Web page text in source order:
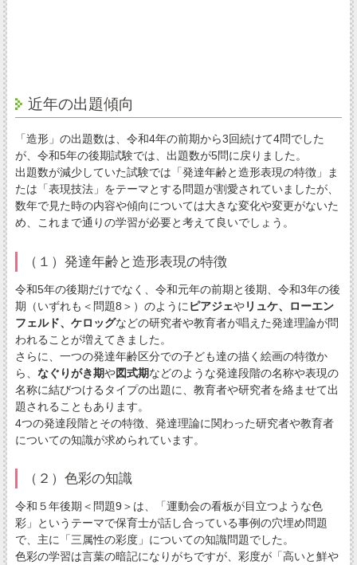
近年の出題傾向
「造形」の出題数は、令和4年の前期から3回続けて4問でした
が、令和5年の後期試験では、出題数が5問に戻りました。
出題数が減少していた試験では「発達年齢と造形表現の特徴」ま
たは「表現技法」をテーマとする問題が割愛されていましたが、
数年で見た時の内容や傾向については大きな変化や変更がないた
め、これまで通りの学習が必要と考えて良いでしょう。
（１）発達年齢と造形表現の特徴
令和5年の後期だけでなく、令和元年の前期と後期、令和3年の後
期（いずれも＜問題8＞）のように ピアジェやリュケ、ローエン
フェルド、ケロッグなどの研究者や教育者が唱えた発達理論が問
われることが増えてきました。
さらに、一つの発達年齢区分での子ども達の描く絵画の特徴か
ら、 なぐりがき期や図式期などのような発達段階の名称や表現の
名称に結びつけるタイプの出題に、教育者や研究者を絡ませて出
題されることもあります。
4つの発達段階とその特徴、発達理論に関わった研究者や教育者
についての知識が求められています。
（２）色彩の知識
令和５年後期＜問題9＞は、「運動会の看板が目立つような色
彩」というテーマで保育士が話し合っている事例の穴埋め問題
で、主に「三属性の彩度」についての知識問題でした。
色彩の学習は言葉の暗記になりがちですが、彩度が「高いと鮮や